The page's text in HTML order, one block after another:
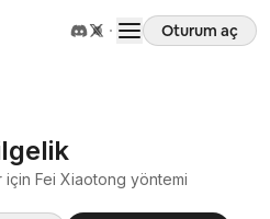
Oturum aç
için Fei Xiaotong yöntemi